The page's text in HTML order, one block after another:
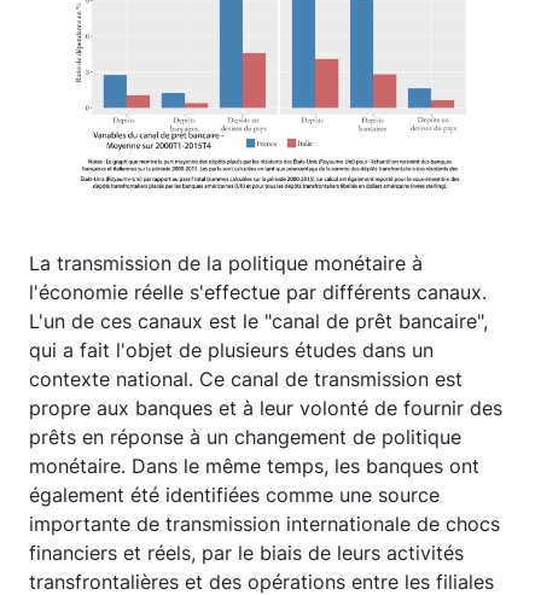
La transmission de la politique monétaire à
l'économie réelle s'effectue par différents canaux.
L'un de ces canaux est le "canal de prêt bancaire",
qui a fait l'objet de plusieurs études dans un
contexte national. Ce canal de transmission est
propre aux banques et à leur volonté de fournir des
prêts en réponse à un changement de politique
monétaire. Dans le même temps, les banques ont
également été identifiées comme une source
importante de transmission internationale de chocs
financiers et réels, par le biais de leurs activités
transfrontalières et des opérations entre les filiales